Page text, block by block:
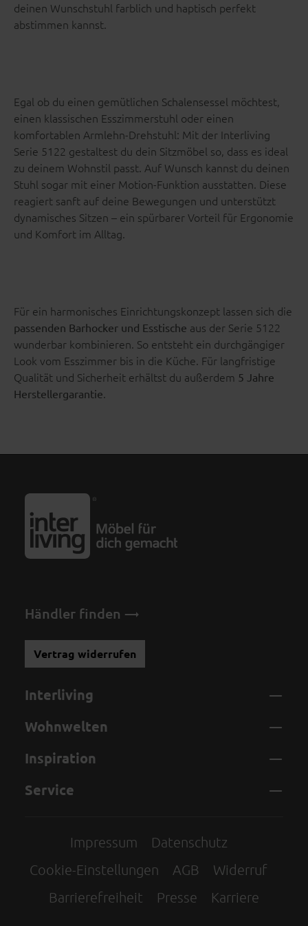
deinen Wunschstuhl farblich und haptisch perfekt
abstimmen kannst.
Egal ob du einen gemütlichen Schalensessel möchtest,
einen klassischen Esszimmerstuhl oder einen
komfortablen Armlehn-Drehstuhl: Mit der Interliving
Serie 5122 gestaltest du dein Sitzmöbel so, dass es ideal
zu deinem Wohnstil passt. Auf Wunsch kannst du deinen
Stuhl sogar mit einer Motion-Funktion ausstatten. Diese
reagiert sanft auf deine Bewegungen und unterstützt
dynamisches Sitzen – ein spürbarer Vorteil für Ergonomie
und Komfort im Alltag.
Für ein harmonisches Einrichtungskonzept lassen sich die
passenden Barhocker und Esstische aus der Serie 5122
wunderbar kombinieren. So entsteht ein durchgängiger
Look vom Esszimmer bis in die Küche. Für langfristige
Qualität und Sicherheit erhältst du außerdem 5 Jahre
Herstellergarantie.
Händler finden
Vertrag widerrufen
Interliving
Wohnwelten
Inspiration
Service
Impressum
Datenschutz
Cookie-Einstellungen
AGB
Widerruf
Barrierefreiheit
Presse Karriere